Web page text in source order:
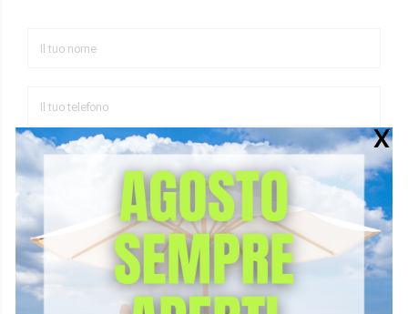
Privacy Policye accetto il trattamento dei